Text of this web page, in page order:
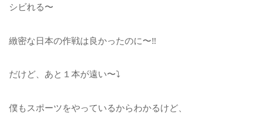
シビれる〜
緻密な日本の作戦は良かったのに〜‼︎
だけど、あと１本が遠い〜⤵︎
僕もスポーツをやっているからわかるけど、